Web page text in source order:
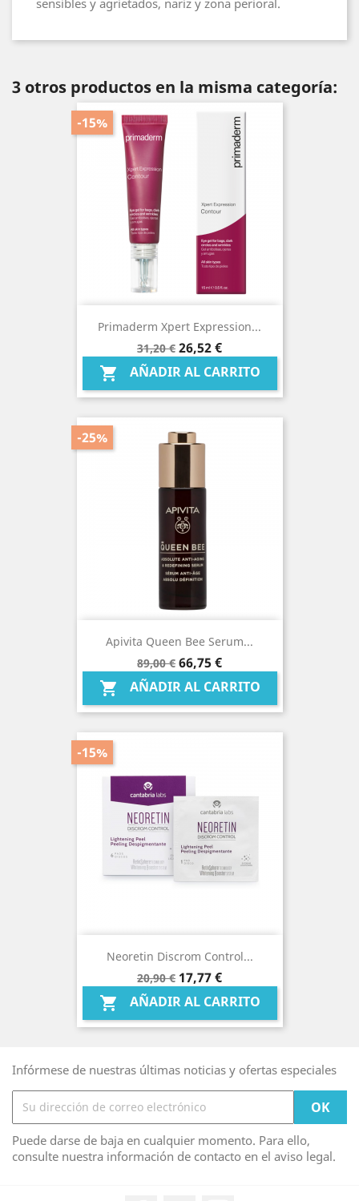
3 otros productos en la misma categoría:
Primaderm Xpert Expression...
Precio
base
31,20 €
-15%
Precio
26,52 €
 AÑADIR AL CARRITO
Apivita Queen Bee Serum...
Precio
base
89,00 €
-25%
Precio
66,75 €
 AÑADIR AL CARRITO
Neoretin Discrom Control...
Precio
base
20,90 €
-15%
Precio
17,77 €
 AÑADIR AL CARRITO
Infórmese de nuestras últimas noticias y ofertas especiales
Puede darse de baja en cualquier momento. Para ello,
consulte nuestra información de contacto en el aviso legal.